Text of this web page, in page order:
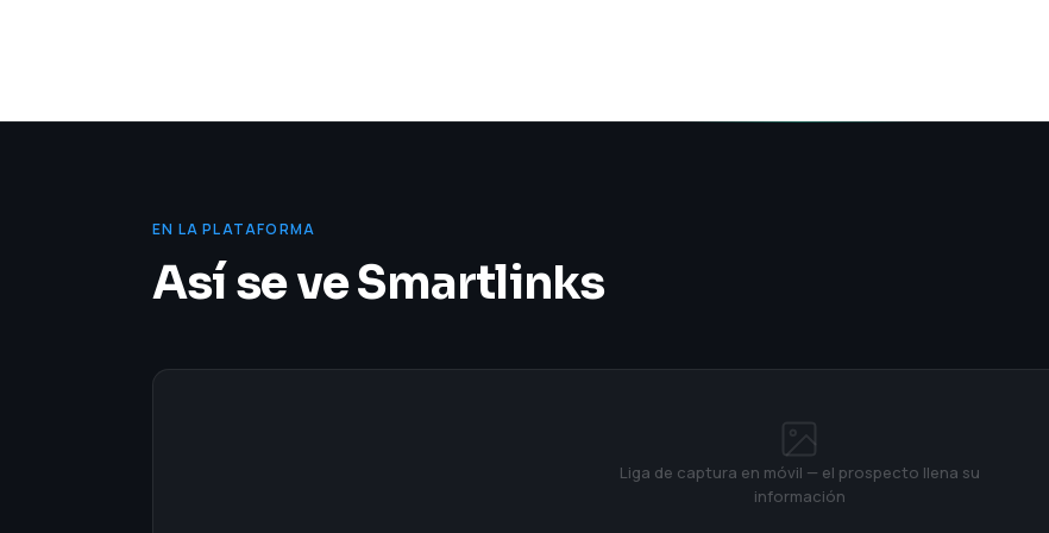
EN LA PLATAFORMA
Así se ve Smartlinks
Liga de captura en móvil — el prospecto llena su
información